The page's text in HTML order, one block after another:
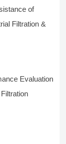
of
Filtration &
Evaluation